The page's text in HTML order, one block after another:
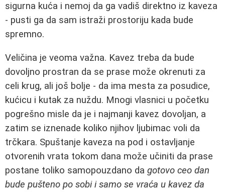
sigurna kuća i nemoj da ga vadiš direktno iz kaveza
- pusti ga da sam istraži prostoriju kada bude
spremno.
Veličina je veoma važna. Kavez treba da bude
dovoljno prostran da se prase može okrenuti za
celi krug, ali još bolje - da ima mesta za posudice,
kućicu i kutak za nuždu. Mnogi vlasnici u početku
pogrešno misle da je i najmanji kavez dovoljan, a
zatim se iznenade koliko njihov ljubimac voli da
trčkara. Spuštanje kaveza na pod i ostavljanje
otvorenih vrata tokom dana može učiniti da prase
postane toliko samopouzdano da gotovo ceo dan
bude pušteno po sobi i samo se vraća u kavez da